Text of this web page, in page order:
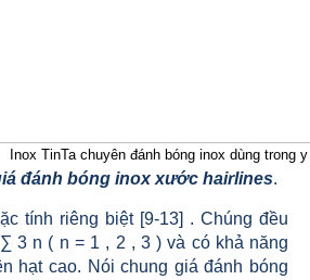
Inox TinTa chuyên đánh bóng inox dùng
đánh bóng inox xước hairlines.
tính riêng biệt [9-13] . Chúng đều
3 n ( n = 1 , 2 , 3 ) và có khả năng
hạt cao. Nói chung giá đánh bóng